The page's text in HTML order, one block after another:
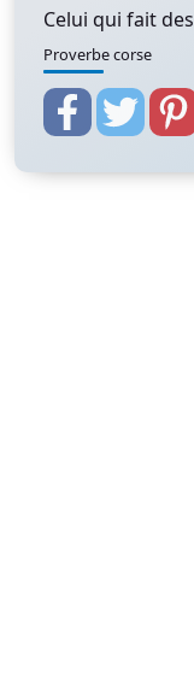
Celui qui fait
Proverbe corse